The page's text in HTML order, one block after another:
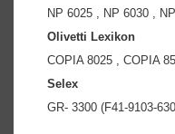
NP 6025 , NP 6030 ,
Olivetti Lexikon
COPIA 8025 , COPIA
Selex
GR- 3300 (F41-9103-